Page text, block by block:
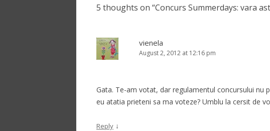
5 thoughts on “Concurs Summerdays: vara
vienela
August 2, 2012 at 12:16 pm
Gata. Te-am votat, dar regulamentul concursului nu
eu atatia prieteni sa ma voteze? Umblu la cersit de
Reply ↓